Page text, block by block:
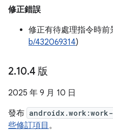
修正錯誤
修正有待處理指令時
b/432069314)
2.10.4 版
2025 年 9 月 10 日
發布
些修訂項目 。